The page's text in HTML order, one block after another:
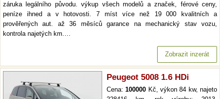
záruka legálního původu. výkup všech modelů a značek, férové ceny,
peníze ihned a v hotovosti. 7 míst více než 19 000 kvalitních a
prověřených aut. až 36 měsíců garance na mechanický stav vozu,
kontrola najetých km.…
Zobrazit inzerát
Peugeot 5008 1.6 HDi
Cena:100000 Kč, výkon 84 kw, najeto